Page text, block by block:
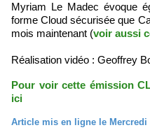
Myriam Le Madec évoque
forme Cloud sécurisée que
mois maintenant (voir aussi
Réalisation vidéo : Geoffrey
Pour voir cette émission CLUB SIG en intégralité, cliquez-
ici
Article mis en ligne le Mercredi